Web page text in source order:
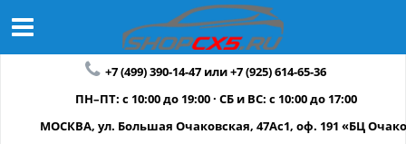
+7 (499) 390-14-47 или +7 (925) 614-65-36
ПН–ПТ: с 10:00 до 19:00 · СБ и ВС: с 10:00 до 17:00
МОСКВА, ул. Большая Очаковская, 47Ас1, оф. 191 «БЦ